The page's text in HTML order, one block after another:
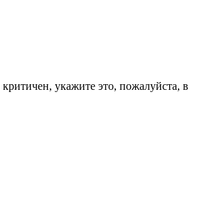
укажите это, пожалуйста, в